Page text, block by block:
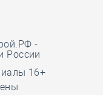
-
России
16+